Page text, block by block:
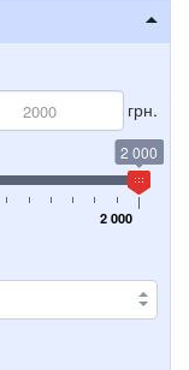
грн.
2 000
2 000